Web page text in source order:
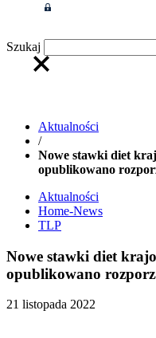
Szukaj
Aktualności
/
Nowe stawki diet
opublikowano
Aktualności
Home-News
TLP
Nowe stawki diet
opublikowano
21 listopada 2022